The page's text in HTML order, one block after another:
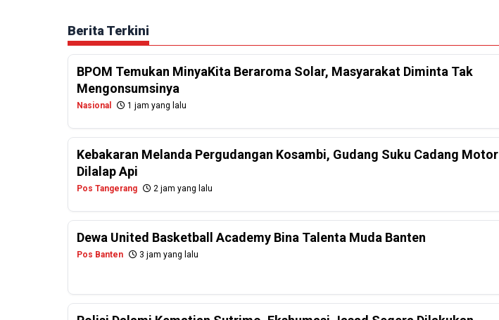
Berita Terkini
BPOM Temukan MinyaKita Beraroma Solar, Masyarakat Diminta Tak
Mengonsumsinya
Nasional 1 jam yang lalu
Kebakaran Melanda Pergudangan Kosambi, Gudang Suku Cadang Motor
Dilalap Api
Pos Tangerang 2 jam yang lalu
Dewa United Basketball Academy Bina Talenta Muda Banten
Pos Banten 3 jam yang lalu